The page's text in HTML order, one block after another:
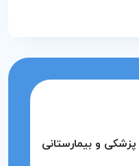
و بیمارستانی